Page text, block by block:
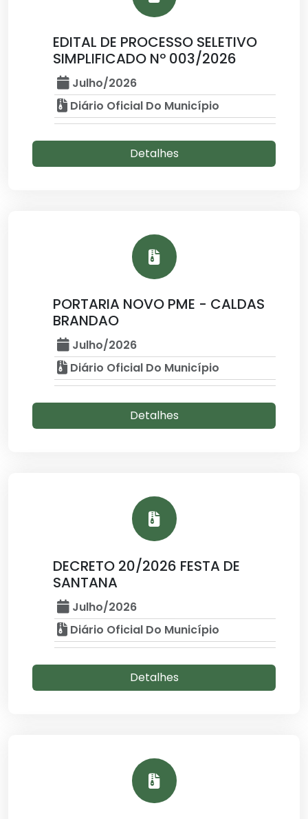
EDITAL DE PROCESSO SELETIVO
SIMPLIFICADO Nº 003/2026
Julho/2026
Diário Oficial Do Município
Detalhes
PORTARIA NOVO PME - CALDAS
BRANDAO
Julho/2026
Diário Oficial Do Município
Detalhes
DECRETO 20/2026 FESTA DE
SANTANA
Julho/2026
Diário Oficial Do Município
Detalhes